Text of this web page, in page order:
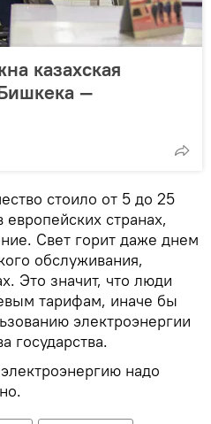
казахская
—
стоило от 5 до 25
странах,
Свет горит даже днем
обслуживания,
Это значит, что люди
тарифам, иначе бы
электроэнергии
государства.
надо